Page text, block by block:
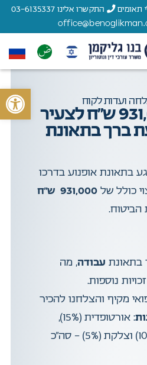
התקשרו אלינו 03-6135337
ועדות לקוח
פיצוי של 931,000 ש”ח לצעיר
ברך בתאונת
בן 24, נפגע בתאונת אופנוע בדרכו
כולל של931,000 ש”ח
הביטוח.
בתאונת עבודה, מה
נוספות.
מקיף והצלחנו להכיר
: אורטופדית (15%),
פסיכיאטרית (10%) וצלקת (5%) – סה”כ
פתח